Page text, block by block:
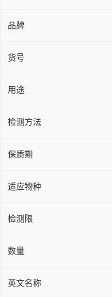
品牌
货号
用途
检测方法
保质期
适应物种
检测限
数量
英文名称